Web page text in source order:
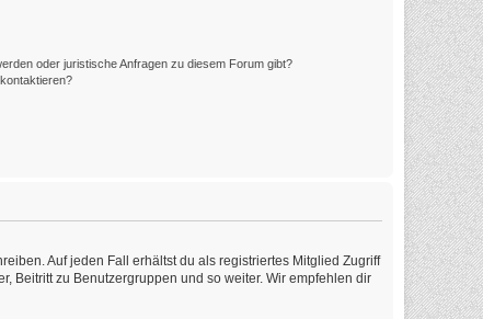
oder juristische Anfragen zu diesem Forum gibt?
Auf jeden Fall erhältst du als registriertes Mitglied Zugriff
Beitritt zu Benutzergruppen und so weiter. Wir empfehlen dir